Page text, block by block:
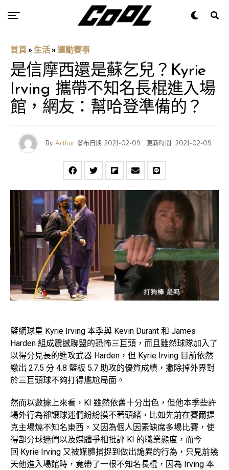
首頁 » 生活 » 運動賽事
是信摩西還是蘇乞兒？Kyrie
Irving 攜帶不知名長棍進入場
館，網友：幫哈登準備的？
By Arthur 發布日期 2021-02-09 , 更新時間 2021-02-09
籃網球星 Kyrie Irving 本季與 Kevin Durant 和 James
Harden 組成震撼聯盟的恐怖三巨頭，而且雖然球隊加入了
以得分見長的進攻武器 Harden，但 Kyrie Irving 目前依然
繳出 27.5 分 4.8 籃板 5.7 助攻的優質成績，撇除掉外界對
於三巨頭球不夠打得尷尬局面。
然而以數據上來看，KI 雖然依舊十分出色，但他本季些許
場外行為卻讓球迷們紛紛摸不著頭緒，比如先前在賽爾提
克主場燒不知名東西，又因為個人因素缺席多場比賽，使
得部分球迷們以及媒體爭相批評 KI 的職業態度，而今
回 Kyrie Irving 又被媒體捕捉到做出詭異的行為，只見前幾
天他進入場館時，竟帶了一根不知名長棍，因為 Irving 本